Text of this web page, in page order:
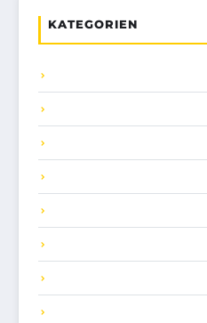
KATEGORIEN